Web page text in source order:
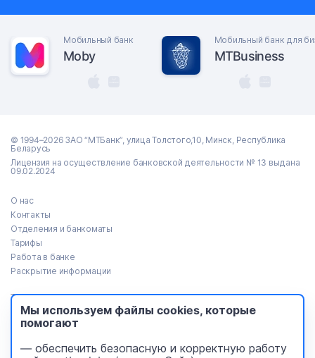
Мобильный банк
Moby
Мобильный банк для
MTBusiness
© 1994–2026 ЗАО “МТБанк”, улица Толстого,10, Минск, Республика
Беларусь
Лицензия на осуществление банковской деятельности № 13 выдана
09.02.2024
О нас
Контакты
Отделения и банкоматы
Тарифы
Работа в банке
Раскрытие информации
Тендеры
Реализация имущества
Пресс-центр
Безопасность платежей
Мы используем файлы cookies, которые
помогают
— обеспечить безопасную и корректную работу